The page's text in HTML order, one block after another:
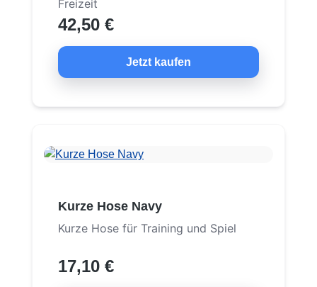
Freizeit
42,50 €
Jetzt kaufen
Kurze Hose Navy
Kurze Hose für Training und Spiel
17,10 €